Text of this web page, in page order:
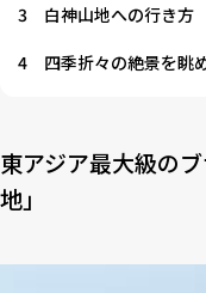
3
白神山地への行き方
4
四季折々の絶景を眺
東アジア最大級の
地」